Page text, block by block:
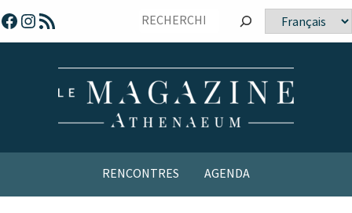
vers
le
Facebook
Instagram
Flux RSS
Choisir
une
RENCONTRES AGENDA